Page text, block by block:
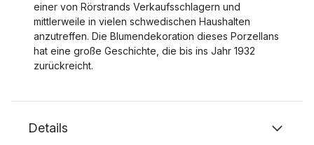
einer von Rörstrands Verkaufsschlagern und
mittlerweile in vielen schwedischen Haushalten
anzutreffen. Die Blumendekoration dieses Porzellans
hat eine große Geschichte, die bis ins Jahr 1932
zurückreicht.
Details